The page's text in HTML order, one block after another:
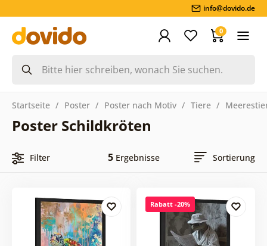
info@dovido.de
0
Startseite Poster Poster nach Motiv Tiere
Poster Schildkröten
Filter 5Ergebnisse Sortierung
Rabatt -20%